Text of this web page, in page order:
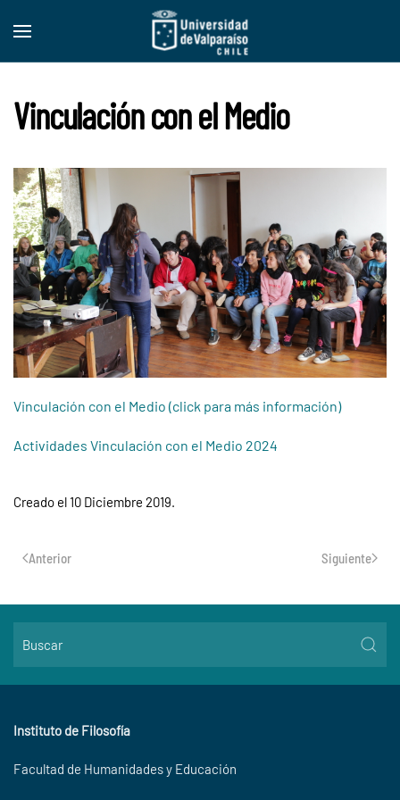
Skip to main content
Vinculación con el Medio
Vinculación con el Medio (click para más información)
Actividades Vinculación con el Medio 2024
Creado el 10 Diciembre 2019.
Anterior Siguiente
Instituto de Filosofía
Facultad de Humanidades y Educación